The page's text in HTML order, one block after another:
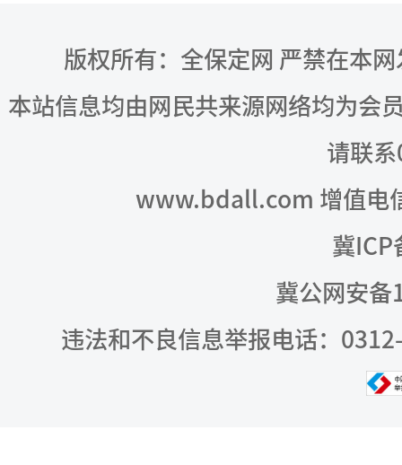
版权所有：全保定网 严禁在本
本站信息均由网民共来源网络均为会
请联
www.bdall.com 增值电
冀ICP
冀公网安备
违法和不良信息举报电话：